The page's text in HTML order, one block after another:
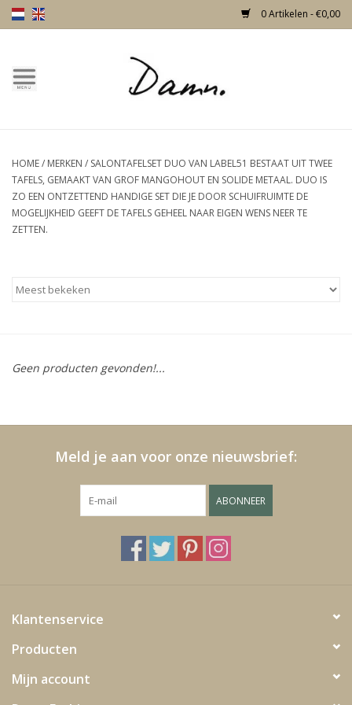
0 Artikelen - €0,00
Home
Nieuw!
Skulls
Meubels
Kleden
Tuinmeubels en deco
HOME/ MERKEN / SALONTAFELSET DUO VAN LABEL51 BESTAAT UIT TWEE
TAFELS, GEMAAKT VAN GROF MANGOHOUT EN SOLIDE METAAL. DUO IS
ZO EEN ONTZETTEND HANDIGE SET DIE JE DOOR SCHUIFRUIMTE DE
MOGELIJKHEID GEEFT DE TAFELS GEHEEL NAAR EIGEN WENS NEER TE
ZETTEN.
Geen producten gevonden!...
Meld je aan voor onze nieuwsbrief:
ABONNEER
Klantenservice
Producten
Mijn account